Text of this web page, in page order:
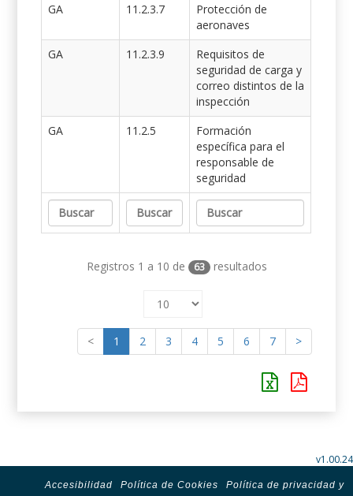
GA
11.2.3.7
Protección de
aeronaves
GA
11.2.3.9
Requisitos de
seguridad de carga y
correo distintos de la
inspección
GA
11.2.5
Formación
específica para el
responsable de
seguridad
Registros 1 a 10 de 63 resultados
< 1 2 3 4 5 6 7 >
v1.00.24
Accesibilidad Política de Cookies
Política de privacidad y